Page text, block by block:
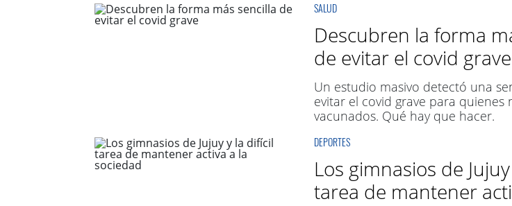
SALUD
Descubren la forma
de evitar el covid grave
Un estudio masivo detectó una
evitar el covid grave para quienes
vacunados. Qué hay que hacer.
DEPORTES
Los gimnasios de
tarea de mantener